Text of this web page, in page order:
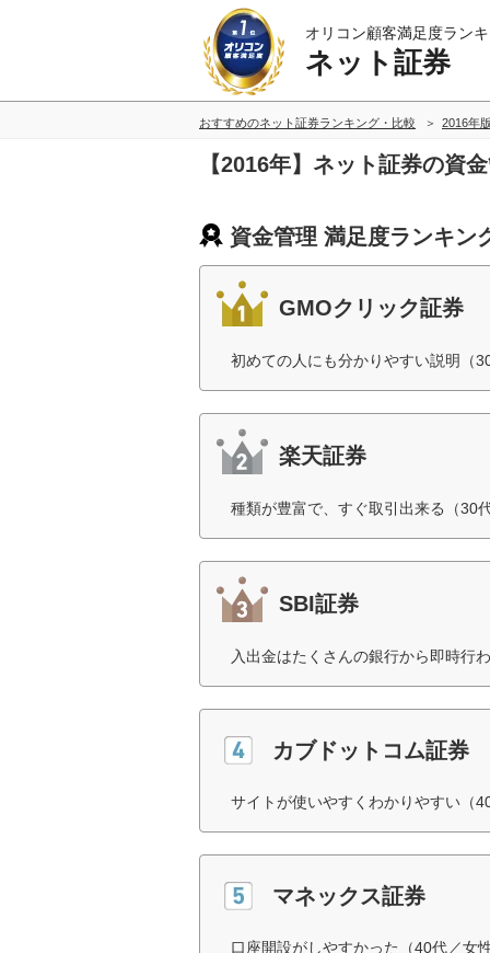
オリコン顧客満足度ラン
ネット証券
おすすめのネット証券ランキング・比較 2016年
【2016年】ネット証券の資
資金管理 満足度ランキン
GMOクリック証券
初めての人にも分かりやすい説明（
楽天証券
種類が豊富で、すぐ取引出来る（30
SBI証券
入出金はたくさんの銀行から即時行
カブドットコム証券
サイトが使いやすくわかりやすい（
マネックス証券
口座開設がしやすかった（40代／女